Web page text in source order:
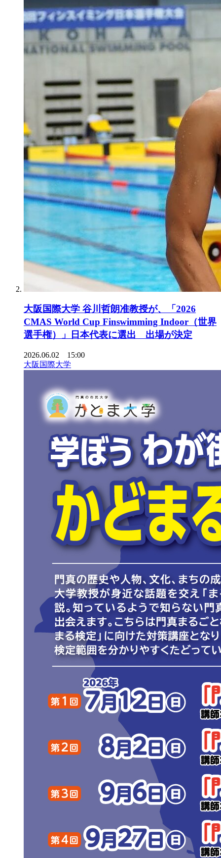
大阪国際大学 谷川哲朗准教授が、「2026
CMAS World Cup Finswimming Indoor（世界
選手権）」日本代表に選出 出場が決定
2026.06.02 15:00
大阪国際大学